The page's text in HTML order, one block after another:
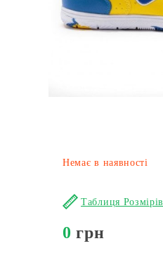
Немає в наявності
Таблиця Розмірів
0 грн